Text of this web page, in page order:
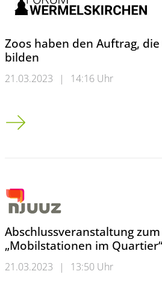
Zoos haben den Auftrag,
bilden
21.03.2023 | 14:16 Uhr
Zoos haben den Auftrag, die
Abschlussveranstaltung
„Mobilstationen im
21.03.2023 | 13:50 Uhr